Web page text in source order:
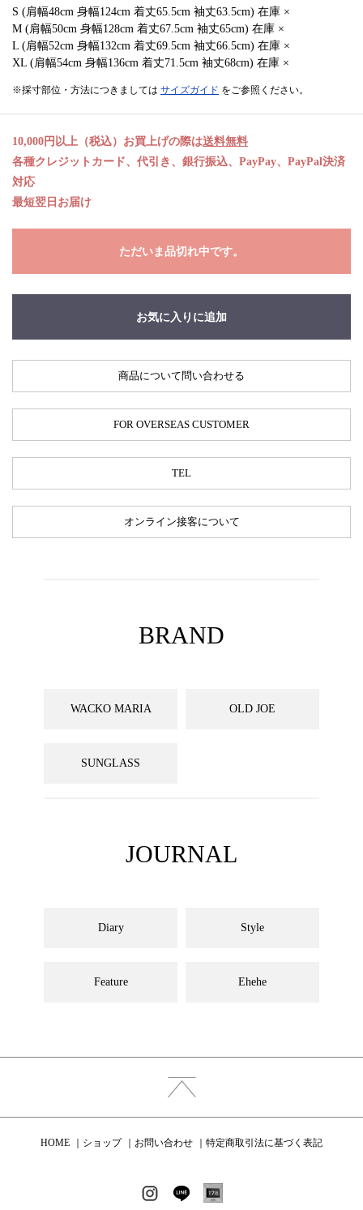
S (肩幅48cm 身幅124cm 着丈65.5cm 袖丈63.5cm) 在庫 ×
M (肩幅50cm 身幅128cm 着丈67.5cm 袖丈65cm) 在庫 ×
L (肩幅52cm 身幅132cm 着丈69.5cm 袖丈66.5cm) 在庫 ×
XL (肩幅54cm 身幅136cm 着丈71.5cm 袖丈68cm) 在庫 ×
※採寸部位・方法につきましては サイズガイド をご参照ください。
10,000円以上（税込）お買上げの際は送料無料
各種クレジットカード、代引き、銀行振込、PayPay、PayPal決済
対応
最短翌日お届け
ただいま品切れ中です。
お気に入りに追加
商品について問い合わせる
FOR OVERSEAS CUSTOMER
TEL
オンライン接客について
BRAND
WACKO MARIA OLD JOE
SUNGLASS
JOURNAL
Diary Style
Feature Ehehe
HOME ショップ お問い合わせ 特定商取引法に基づく表記